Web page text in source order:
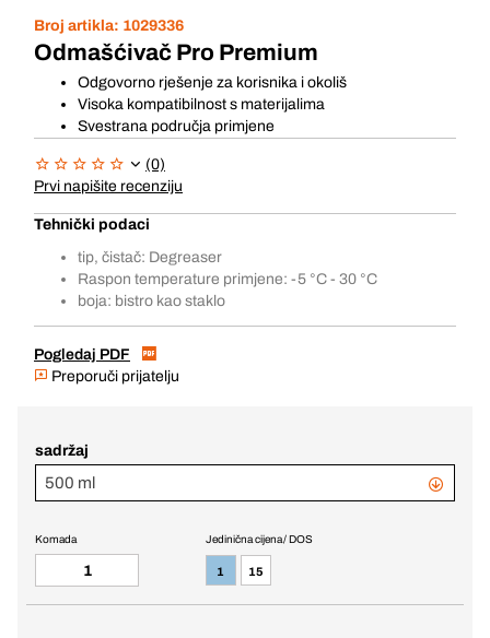
Broj artikla: 1029336
Odmašćivač Pro Premium
Odgovorno rješenje za korisnika i okoliš
Visoka kompatibilnost s materijalima
Svestrana područja primjene
(0)
Prvi napišite recenziju
Tehnički podaci
tip, čistač: Degreaser
Raspon temperature primjene: -5 °C - 30 °C
boja: bistro kao staklo
Pogledaj PDF
Preporuči prijatelju
sadržaj
500 ml
Jedinična cijena / DOS
1 15
Komada